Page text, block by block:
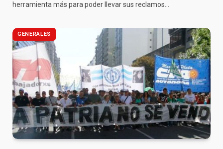
herramienta más para poder llevar sus reclamos…
GENERALES